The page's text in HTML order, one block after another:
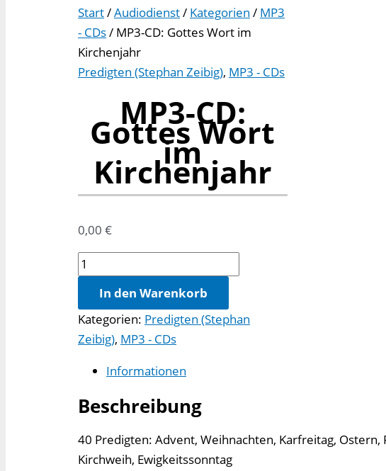
Start/Audiodienst/ Kategorien / MP3
- CDs/ MP3-CD: Gottes Wort im
Kirchenjahr
Predigten (Stephan Zeibig), MP3 - CDs
MP3-CD:
Gottes Wort
im
Kirchenjahr
0,00 €
MP3-
CD:
Gottes
Wort
im
Menge
In den Warenkorb
Kategorien: Predigten (Stephan
Zeibig), MP3 - CDs
Informationen
Beschreibung
40 Predigten: Advent, Weihnachten, Karfreitag, Ostern,
Kirchweih, Ewigkeitssonntag